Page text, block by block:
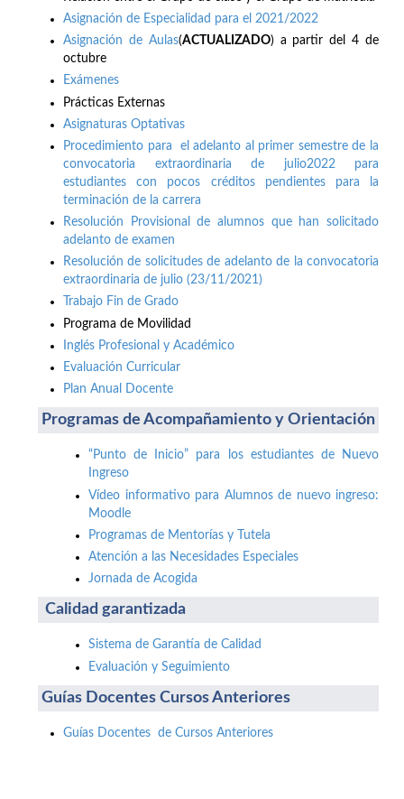
Asignación de Especialidad para el 2021/2022
Asignación de Aulas(ACTUALIZADO) a partir del 4 de
octubre
Exámenes
Prácticas Externas
Asignaturas Optativas
Procedimiento para el adelanto al primer semestre de la
convocatoria extraordinaria de julio2022 para
estudiantes con pocos créditos pendientes para la
terminación de la carrera
Resolución Provisional de alumnos que han solicitado
adelanto de examen
Resolución de solicitudes de adelanto de la convocatoria
extraordinaria de julio (23/11/2021)
Trabajo Fin de Grado
Programa de Movilidad
Inglés Profesional y Académico
Evaluación Curricular
Plan Anual Docente
Programas de Acompañamiento y Orientación
“Punto de Inicio” para los estudiantes de Nuevo
Ingreso
Vídeo informativo para Alumnos de nuevo ingreso:
Moodle
Programas de Mentorías y Tutela
Atención a las Necesidades Especiales
Jornada de Acogida
Calidad garantizada
Sistema de Garantía de Calidad
Evaluación y Seguimiento
Guías Docentes Cursos Anteriores
Guías Docentes de Cursos Anteriores